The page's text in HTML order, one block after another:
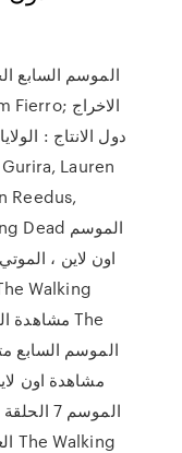
Reedus,